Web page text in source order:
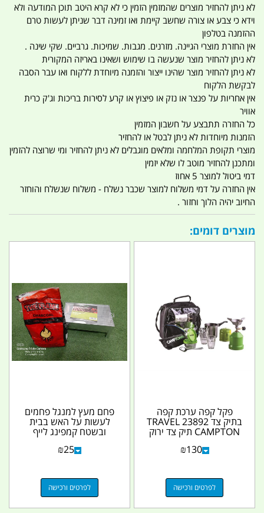
לא ניתן להחזיר מוצרים שהמזמין הזמין כי לא קרא היטב תוכן המודעה ולא
וידא כי צבע או צורה שחשב קיימת ואו זמינה דבר שניתן לעשות טרם
ההזמנה בטלפון
אין החזרת מוצרי הגיינה. מזרנים. מגבות. שמיכות. גרביים. שקי שינה .
לא ניתן להחזיר מוצר שנעשה בו שימוש ושאינו באריזה המקורית
לא ניתן להחזיר מוצר שהינו ייצור והזמנה מיוחדת ללקוח ואו עבר הסבה
לבקשת הלקוח
אין אחריות על פנצר או נזק או פיצוץ או קרע לסירות בריכות וג'ק כרית
אוויר
כל החזרה תתבצע על חשבון המזמין
הזמנות מיוחדות לא ניתן לבטל או להחזיר
מוצרי תקופת המלחמה ומלאים מוגבלים לא ניתן להחזיר ומי שרוצה להזמין
ומתכנן להחזיר מוטב לו שלא יזמין
דמי ביטול למוצר 5 אחוז
אין החזרה על דמי משלוח למוצר שכבר נשלח - משלוח שנשלח והוחזר
החיוב יהיה הלוך וחזור .
מוצרים דומים:
פקל קפה ערכת קפה
בתיק צד TRAVEL 23892
CAMPTON תיק צד ירוק
קמפינג לייף
₪130
לפרטים ורכישה
פחם מעץ למנגל פחמים
לעשות על האש בבית
ובשטח קמפינג לייף
₪25
לפרטים ורכישה